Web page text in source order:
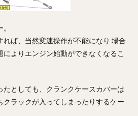
れば、当然変速操作が不能になり 場合
よりエンジン始動ができなくなるこ
たとしても、クランクケースカバーは
ラックが入ってしまったりするケー